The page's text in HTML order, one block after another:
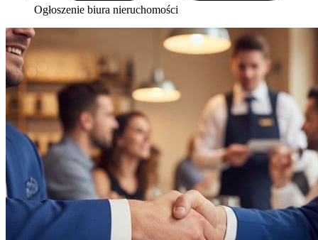
Ogłoszenie biura nieruchomości